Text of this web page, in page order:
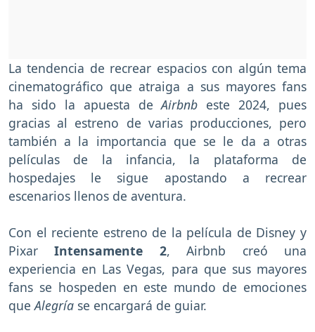
La tendencia de recrear espacios con algún tema
cinematográfico que atraiga a sus mayores fans
ha sido la apuesta deAirbnb este 2024, pues
gracias al estreno de varias producciones, pero
también a la importancia que se le da a otras
películas de la infancia, la plataforma de
hospedajes le sigue apostando a recrear
escenarios llenos de aventura.
Con el reciente estreno de la película de Disney y
PixarIntensamente 2, Airbnb creó una
experiencia en Las Vegas, para que sus mayores
fans se hospeden en este mundo de emociones
queAlegría se encargará de guiar.